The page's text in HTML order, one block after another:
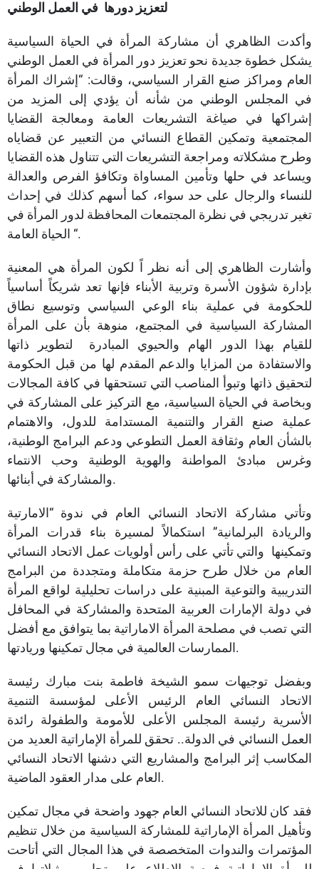
لتعزيز دورها في العمل الوطني
وأكدت الظاهري أن مشاركة المرأة في الحياة السياسية
يشكل خطوة جديدة نحو تعزيز دور المرأة في العمل الوطني
العام ومراكز صنع القرار السياسي، وقالت: “إشراك المرأة
في المجلس الوطني من شأنه أن يؤدي إلى المزيد من
إشراكها في صياغة التشريعات العامة ومعالجة القضايا
المجتمعية وتمكين القطاع النسائي من التعبير عن قضاياه
وطرح مشكلاته ومراجعة التشريعات التي تتناول هذه القضايا
ويساعد في حلها وتأمين المساواة وتكافؤ الفرص والعدالة
للنساء والرجال على حد سواء، كما أسهم كذلك في إحداث
تغير تدريجي في نظرة المجتمعات المحافظة لدور المرأة في
الحياة العامة “.
وأشارت الظاهري إلى أنه نظر اً لكون المرأة هي المعنية
بإدارة شؤون الأسرة وتربية الأبناء فإنها تعد شريكاً أساسياً
للحكومة في عملية بناء الوعي السياسي وتوسيع نطاق
المشاركة السياسية في المجتمع، منوهة بأن على المرأة
للقيام بهذا الدور الهام والحيوي المبادرة لتطوير ذاتها
والاستفادة من المزايا والدعم المقدم لها من قبل الحكومة
لتحقيق ذاتها وتبوأ المناصب التي تستحقها في كافة المجالات
وبخاصة في الحياة السياسية، مع التركيز على المشاركة في
عملية صنع القرار والتنمية المستدامة للدول، والاهتمام
بالشأن العام وثقافة العمل التطوعي ودعم البرامج الوطنية،
وغرس مبادئ المواطنة والهوية الوطنية وحب الانتماء
والمشاركة في أبنائها.
وتأتي مشاركة الاتحاد النسائي العام في ندوة “الامارتية
والريادة البرلمانية” استكمالاً لمسيرة بناء قدرات المرأة
وتمكينها والتي تأتي على رأس أولويات عمل الاتحاد النسائي
العام من خلال طرح حزمة متكاملة ومتجددة من البرامج
التدريبية والتوعية المبنية على دراسات تحليلية لواقع المرأة
في دولة الإمارات العربية المتحدة والمشاركة في المحافل
التي تصب في مصلحة المرأة الاماراتية بما يتوافق مع أفضل
الممارسات العالمية في مجال تمكينها وريادتها.
وبفضل توجيهات سمو الشيخة فاطمة بنت مبارك رئيسة
الاتحاد النسائي العام الرئيس الأعلى لمؤسسة التنمية
الأسرية رئيسة المجلس الأعلى للأمومة والطفولة رائدة
العمل النسائي في الدولة.. تحقق للمرأة الإماراتية العديد من
المكاسب إثر البرامج والمشاريع التي دشنها الاتحاد النسائي
العام على مدار العقود الماضية.
فقد كان للاتحاد النسائي العام جهود واضحة في مجال تمكين
وتأهيل المرأة الإماراتية للمشاركة السياسية من خلال تنظيم
المؤتمرات والندوات المتخصصة في هذا المجال التي أتاحت